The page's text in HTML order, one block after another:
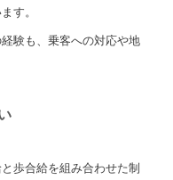
す。
験も、乗客への対応や地
歩合給を組み合わせた制